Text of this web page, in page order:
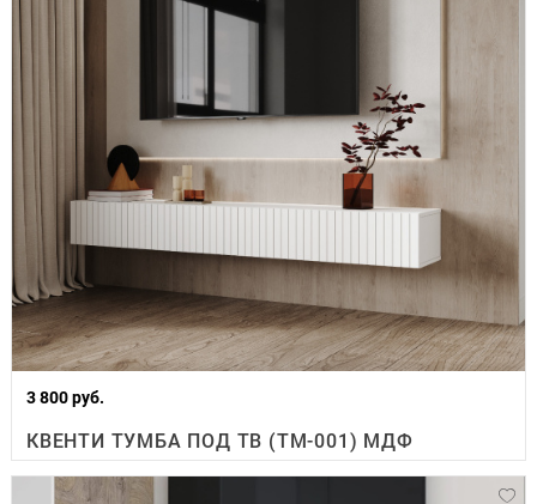
3 800 руб.
КВЕНТИ ТУМБА ПОД ТВ (ТМ-001) МДФ